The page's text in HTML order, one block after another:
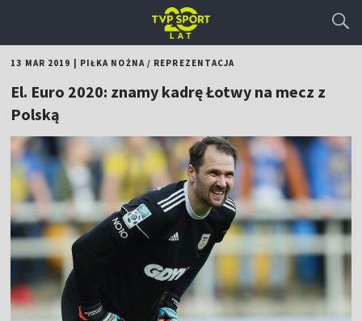
13 MAR 2019 PIŁKA NOŻNA/ REPREZENTACJA
El. Euro 2020: znamy kadrę Łotwy na mecz z
Polską